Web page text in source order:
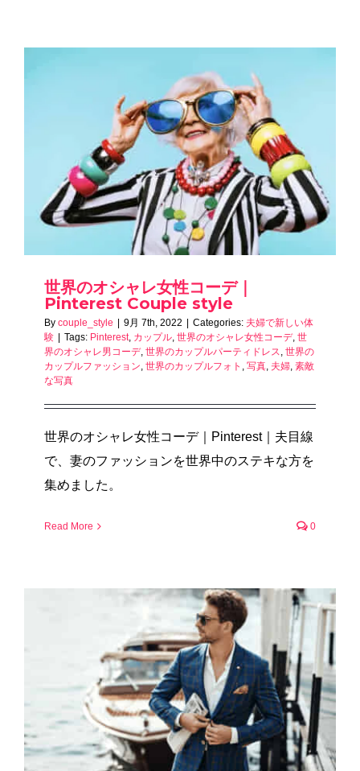
世界のオシャレ女性コーデ｜
Pinterest Couple style
By couple_style 9月 7th, 2022 Categories: 夫婦で新しい体
験
Tags: Pinterest, カップル, 世界のオシャレ女性コーデ, 世
界のオシャレ男コーデ, 世界のカップルパーティドレス, 世界の
カップルファッション, 世界のカップルフォト , 写真, 夫婦, 素敵
な写真
世界のオシャレ女性コーデ｜Pinterest｜夫目線
で、妻のファッションを世界中のステキな方を
集めました。
Read More 0